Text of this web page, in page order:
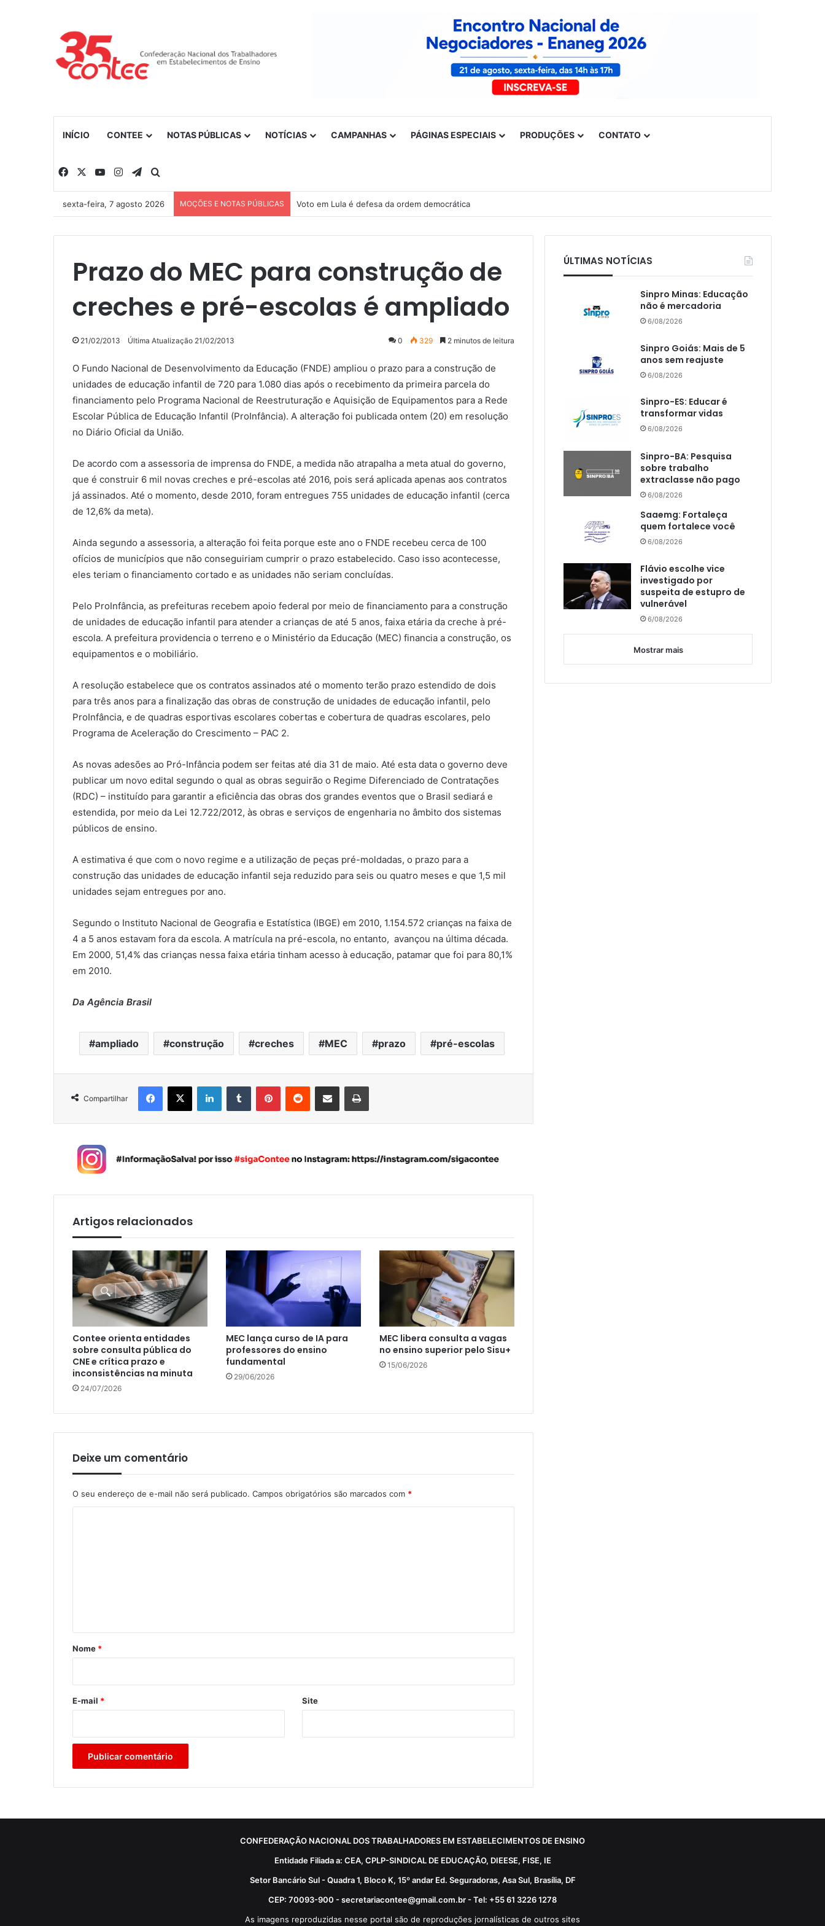
INÍCIO CONTEE NOTAS PÚBLICAS NOTÍCIAS CAMPANHAS PÁGINAS ESPECIAIS PRODUÇÕES CONTATO
Facebook YouTubeInstagramTelegram
sexta-feira, 7 agosto 2026 MOÇÕES E NOTAS PÚBLICAS Voto em Lula é defesa da ordem democrática
Prazo do MEC para construção de
creches e pré-escolas é ampliado
21/02/2013 Última Atualização 21/02/2013 0 329 2 minutos de leitura
O Fundo Nacional de Desenvolvimento da Educação (FNDE) ampliou o prazo para a construção de
unidades de educação infantil de 720 para 1.080 dias após o recebimento da primeira parcela do
financiamento pelo Programa Nacional de Reestruturação e Aquisição de Equipamentos para a Rede
Escolar Pública de Educação Infantil (ProInfância). A alteração foi publicada ontem (20) em resolução
no Diário Oficial da União.
De acordo com a assessoria de imprensa do FNDE, a medida não atrapalha a meta atual do governo,
que é construir 6 mil novas creches e pré-escolas até 2016, pois será aplicada apenas aos contratos
já assinados. Até o momento, desde 2010, foram entregues 755 unidades de educação infantil (cerca
de 12,6% da meta).
Ainda segundo a assessoria, a alteração foi feita porque este ano o FNDE recebeu cerca de 100
ofícios de municípios que não conseguiriam cumprir o prazo estabelecido. Caso isso acontecesse,
eles teriam o financiamento cortado e as unidades não seriam concluídas.
Pelo ProInfância, as prefeituras recebem apoio federal por meio de financiamento para a construção
de unidades de educação infantil para atender a crianças de até 5 anos, faixa etária da creche à pré-
escola. A prefeitura providencia o terreno e o Ministério da Educação (MEC) financia a construção, os
equipamentos e o mobiliário.
A resolução estabelece que os contratos assinados até o momento terão prazo estendido de dois
para três anos para a finalização das obras de construção de unidades de educação infantil, pelo
ProInfância, e de quadras esportivas escolares cobertas e cobertura de quadras escolares, pelo
Programa de Aceleração do Crescimento – PAC 2.
As novas adesões ao Pró-Infância podem ser feitas até dia 31 de maio. Até esta data o governo deve
publicar um novo edital segundo o qual as obras seguirão o Regime Diferenciado de Contratações
(RDC) – instituído para garantir a eficiência das obras dos grandes eventos que o Brasil sediará e
estendida, por meio da Lei 12.722/2012, às obras e serviços de engenharia no âmbito dos sistemas
públicos de ensino.
A estimativa é que com o novo regime e a utilização de peças pré-moldadas, o prazo para a
construção das unidades de educação infantil seja reduzido para seis ou quatro meses e que 1,5 mil
unidades sejam entregues por ano.
Segundo o Instituto Nacional de Geografia e Estatística (IBGE) em 2010, 1.154.572 crianças na faixa de
4 a 5 anos estavam fora da escola. A matrícula na pré-escola, no entanto, avançou na última década.
Em 2000, 51,4% das crianças nessa faixa etária tinham acesso à educação, patamar que foi para 80,1%
em 2010.
Da Agência Brasil
ampliado construção creches MEC prazo pré-escolas
Compartilhar
Artigos relacionados
Contee orienta entidades
sobre consulta pública do
CNE e crítica prazo e
inconsistências na minuta
24/07/2026
MEC lança curso de IA para
professores do ensino
fundamental
29/06/2026
MEC libera consulta a vagas
no ensino superior pelo Sisu+
15/06/2026
Deixe um comentário
O seu endereço de e-mail não será publicado. Campos obrigatórios são marcados com *
r
*
Nome *
E-mail * Site
ÚLTIMAS NOTÍCIAS
Sinpro Minas: Educação
não é mercadoria
6/08/2026
Sinpro Goiás: Mais de 5
anos sem reajuste
6/08/2026
Sinpro-ES: Educar é
transformar vidas
6/08/2026
Sinpro-BA: Pesquisa
sobre trabalho
extraclasse não pago
6/08/2026
Saaemg: Fortaleça
quem fortalece você
6/08/2026
Flávio escolhe vice
investigado por
suspeita de estupro de
vulnerável
6/08/2026
Mostrar mais
CONFEDERAÇÃO NACIONAL DOS TRABALHADORES EM ESTABELECIMENTOS DE ENSINO
Entidade Filiada a: CEA, CPLP-SINDICAL DE EDUCAÇÃO, DIEESE, FISE, IE
Setor Bancário Sul - Quadra 1, Bloco K, 15º andar Ed. Seguradoras, Asa Sul, Brasília, DF
CEP: 70093-900 - secretariacontee@gmail.com.br - Tel: +55 61 3226 1278
As imagens reproduzidas nesse portal são de reproduções jornalísticas de outros sites